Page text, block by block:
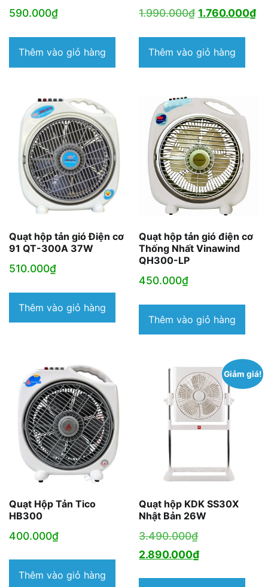
590.000₫
Thêm vào giỏ hàng
1.990.000₫ Giá
là:
1.990.000₫.
1.760.000₫
Thêm vào giỏ hàng
Quạt hộp tản gió Điện cơ
91 QT-300A 37W
510.000₫
Thêm vào giỏ hàng
Quạt hộp tản gió điện cơ
Thống Nhất Vinawind
QH300-LP
450.000₫
Thêm vào giỏ hàng
Quạt Hộp Tản Tico
HB300
400.000₫
Thêm vào giỏ hàng
Giảm giá!
Quạt hộp KDK SS30X
Nhật Bản 26W
3.490.000₫Giá
gốc
2.890.000₫Giá